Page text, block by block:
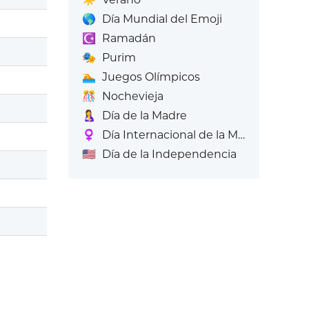
🌎 Día Mundial del Emoji
☪️
Ramadán
🎭 Purim
🏊 Juegos Olímpicos
🎊
Nochevieja
🤱
Día de la Madre
♀️
Día Internacional de la Mujer
🇺🇸 Día de la Independencia